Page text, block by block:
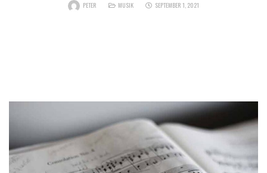
PETER MUSIK SEPTEMBER 1, 2021